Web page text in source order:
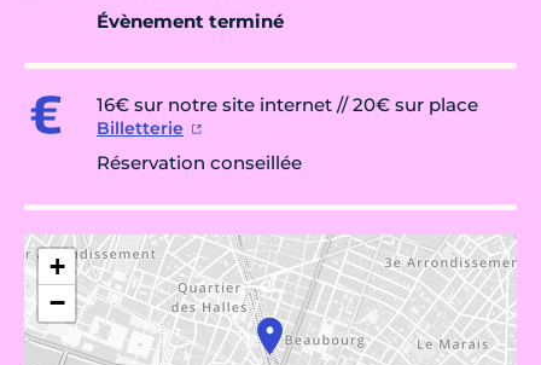
Évènement terminé
16€ sur notre site internet // 20€ sur place
Billetterie
Réservation conseillée
+
−